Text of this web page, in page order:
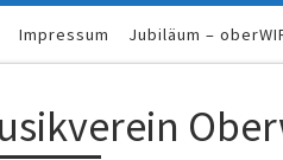
Impressum Jubiläum –